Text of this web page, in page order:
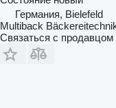
Германия, Bielefeld
Multiback
Связаться с продавцом